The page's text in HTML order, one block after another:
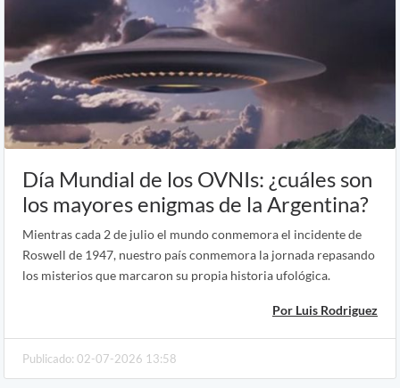
Día Mundial de los OVNIs: ¿cuáles son
los mayores enigmas de la Argentina?
Mientras cada 2 de julio el mundo conmemora el incidente de
Roswell de 1947, nuestro país conmemora la jornada repasando
los misterios que marcaron su propia historia ufológica.
Por Luis Rodriguez
Publicado: 02-07-2026 13:58